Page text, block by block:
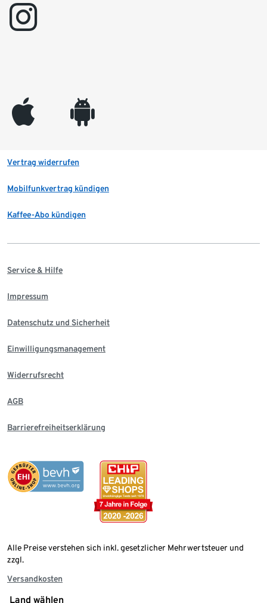
instagram
appleinc android
Vertrag widerrufen
Mobilfunkvertrag kündigen
Kaffee-Abo kündigen
Service & Hilfe
Impressum
Datenschutz und Sicherheit
Einwilligungsmanagement
Widerrufsrecht
AGB
Barrierefreiheitserklärung
Alle Preise verstehen sich inkl. gesetzlicher Mehrwertsteuer und
zzgl.
Versandkosten
Land wählen